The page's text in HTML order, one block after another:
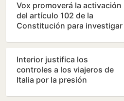
Vox promoverá la activación
del artículo 102 de la
Constitución para investigar
Interior justifica los
controles a los viajeros de
Italia por la presión